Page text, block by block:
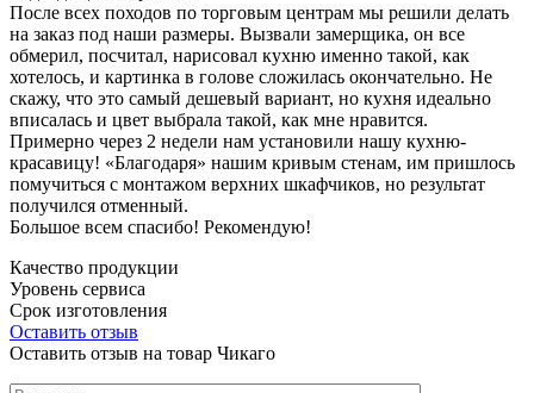
После всех походов по торговым центрам мы решили делать
на заказ под наши размеры. Вызвали замерщика, он все
обмерил, посчитал, нарисовал кухню именно такой, как
хотелось, и картинка в голове сложилась окончательно. Не
скажу, что это самый дешевый вариант, но кухня идеально
вписалась и цвет выбрала такой, как мне нравится.
Примерно через 2 недели нам установили нашу кухню-
красавицу! «Благодаря» нашим кривым стенам, им пришлось
помучиться с монтажом верхних шкафчиков, но результат
получился отменный.
Большое всем спасибо! Рекомендую!
Качество продукции
Уровень сервиса
Срок изготовления
Оставить отзыв
Оставить отзыв на товар Чикаго